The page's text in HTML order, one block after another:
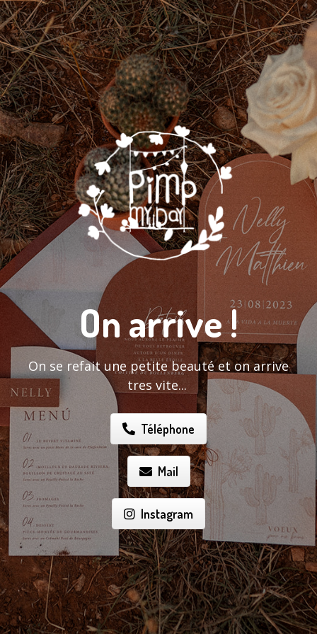
On arrive !
On se refait une petite beauté et on arrive
tres vite...
Téléphone
Mail
Instagram